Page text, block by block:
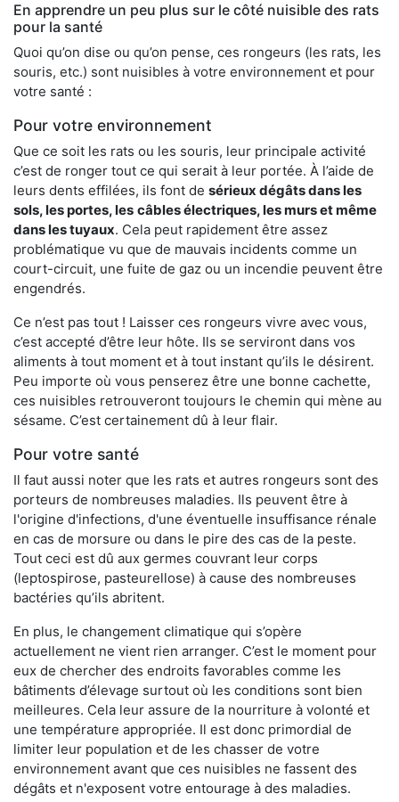
En apprendre un peu plus sur le côté nuisible des rats
pour la santé
Quoi qu’on dise ou qu’on pense, ces rongeurs (les rats, les
souris, etc.) sont nuisibles à votre environnement et pour
votre santé :
Pour votre environnement
Que ce soit les rats ou les souris, leur principale activité
c’est de ronger tout ce qui serait à leur portée. À l’aide de
leurs dents effilées, ils font de sérieux dégâts dans les
sols, les portes, les câbles électriques, les murs et même
dans les tuyaux. Cela peut rapidement être assez
problématique vu que de mauvais incidents comme un
court-circuit, une fuite de gaz ou un incendie peuvent être
engendrés.
Ce n’est pas tout ! Laisser ces rongeurs vivre avec vous,
c’est accepté d’être leur hôte. Ils se serviront dans vos
aliments à tout moment et à tout instant qu’ils le désirent.
Peu importe où vous penserez être une bonne cachette,
ces nuisibles retrouveront toujours le chemin qui mène au
sésame. C’est certainement dû à leur flair.
Pour votre santé
Il faut aussi noter que les rats et autres rongeurs sont des
porteurs de nombreuses maladies. Ils peuvent être à
l'origine d'infections, d'une éventuelle insuffisance rénale
en cas de morsure ou dans le pire des cas de la peste.
Tout ceci est dû aux germes couvrant leur corps
(leptospirose, pasteurellose) à cause des nombreuses
bactéries qu’ils abritent.
En plus, le changement climatique qui s’opère
actuellement ne vient rien arranger. C’est le moment pour
eux de chercher des endroits favorables comme les
bâtiments d’élevage surtout où les conditions sont bien
meilleures. Cela leur assure de la nourriture à volonté et
une température appropriée. Il est donc primordial de
limiter leur population et de les chasser de votre
environnement avant que ces nuisibles ne fassent des
dégâts et n'exposent votre entourage à des maladies.